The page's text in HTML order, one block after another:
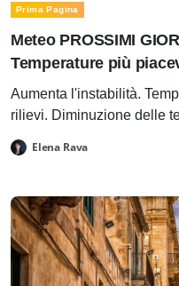
Prima Pagina
Meteo PROSSIMI
Temperature più
Aumenta l'instabilità.
rilievi. Diminuzione delle
Elena Rava